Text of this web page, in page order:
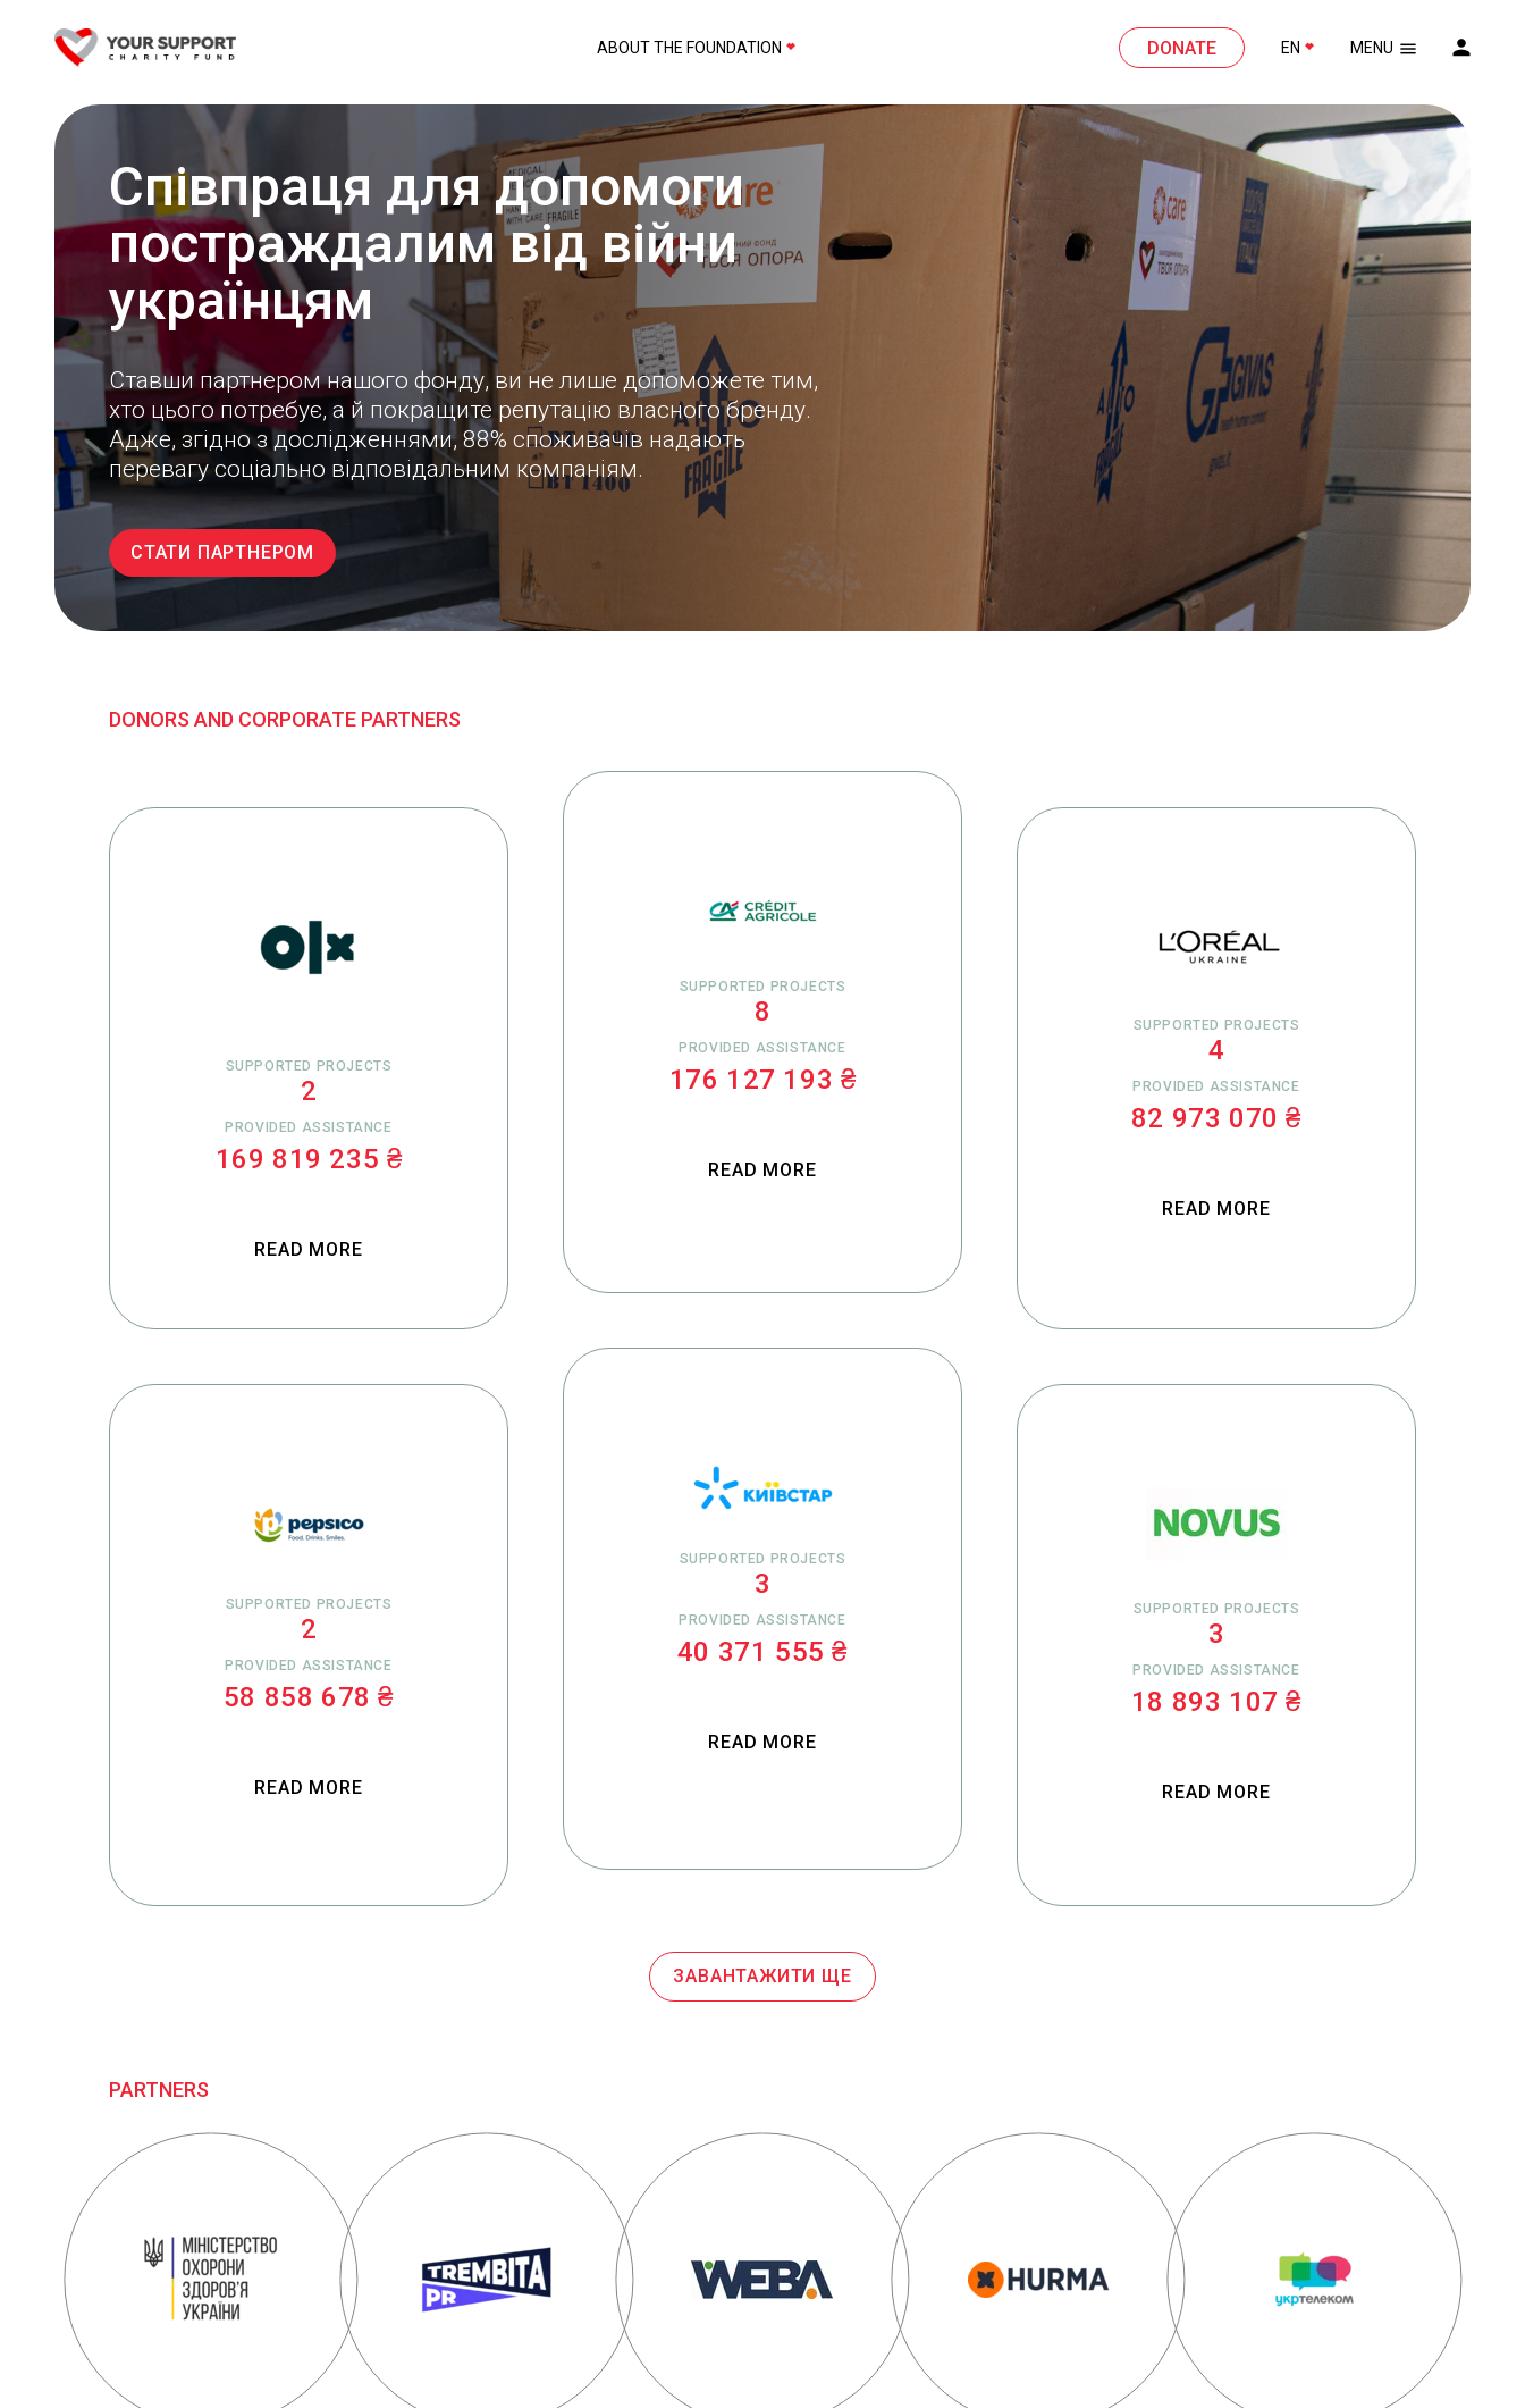
ABOUT THE FOUNDATION DONATE EN MENU
Співпраця для допомоги
постраждалим від війни
українцям
Ставши партнером нашого фонду, ви не лише допоможете тим,
хто цього потребує, а й покращите репутацію власного бренду.
Адже, згідно з дослідженнями, 88% споживачів надають
перевагу соціально відповідальним компаніям.
СТАТИ ПАРТНЕРОМ
DONORS AND CORPORATE PARTNERS
SUPPORTED PROJECTS
2
PROVIDED ASSISTANCE
169 819 235 ₴
READ MORE
SUPPORTED PROJECTS
8
PROVIDED ASSISTANCE
176 127 193 ₴
READ MORE
SUPPORTED PROJECTS
4
PROVIDED ASSISTANCE
82 973 070 ₴
READ MORE
SUPPORTED PROJECTS
2
PROVIDED ASSISTANCE
58 858 678 ₴
READ MORE
SUPPORTED PROJECTS
3
PROVIDED ASSISTANCE
40 371 555 ₴
READ MORE
SUPPORTED PROJECTS
3
PROVIDED ASSISTANCE
18 893 107 ₴
READ MORE
ЗАВАНТАЖИТИ ЩЕ
PARTNERS